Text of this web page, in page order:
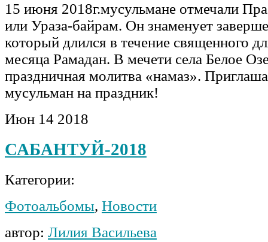
15 июня 2018г.мусульмане отмечали
или Ураза-байрам. Он знаменует
который длился в течение священного
месяца Рамадан. В мечети села Белое
праздничная молитва «намаз».
мусульман на праздник!
Июн 14 2018
САБАНТУЙ-2018
Категории:
Фотоальбомы, Новости
автор: Лилия Васильева